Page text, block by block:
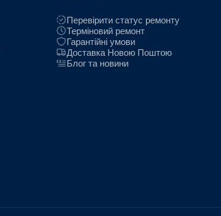
Перевірити статус ремонту
Терміновий ремонт
Гарантійні умови
Доставка Новою Поштою
Блог та новини